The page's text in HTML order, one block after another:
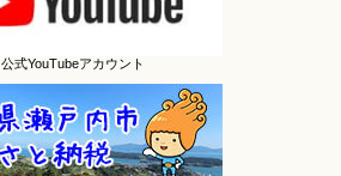
公式YouTubeアカウント